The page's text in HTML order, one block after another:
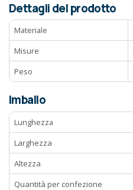
Dettagli del prodotto
Materiale
Misure
Peso
Imballo
Lunghezza
Larghezza
Altezza
Quantità per confezione